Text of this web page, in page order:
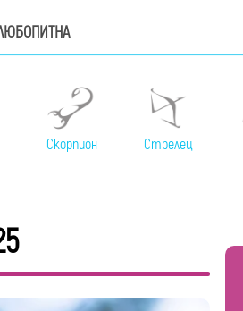
Скорпион Стрелец